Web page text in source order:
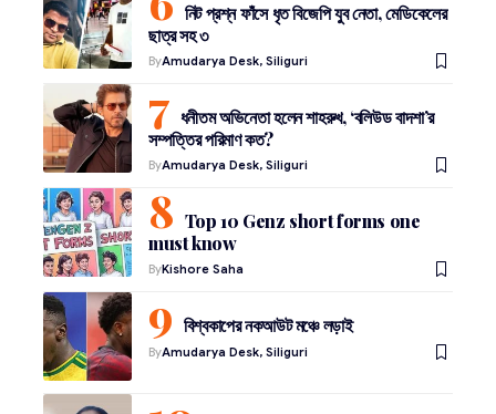
নিট প্রশ্ন ফাঁসে ধৃত বিজেপি যুব নেতা, মেডিকেলের
ছাত্র সহ ৩
ByAmudarya Desk, Siliguri
ধনীতম অভিনেতা হলেন শাহরুখ, ‘বলিউড বাদশা’র
সম্পত্তির পরিমাণ কত?
ByAmudarya Desk, Siliguri
Top 10 Genz short forms one
must know
ByKishore Saha
বিশ্বকাপের নকআউট মঞ্চে লড়াই
ByAmudarya Desk, Siliguri